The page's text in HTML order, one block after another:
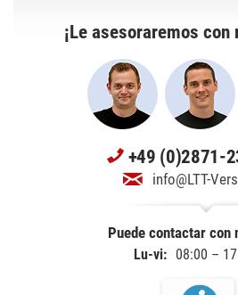
¡Le asesoraremos
+49 (0)2871-
info@LTT-
Puede contactar con
Lu-vi: 08:00 –